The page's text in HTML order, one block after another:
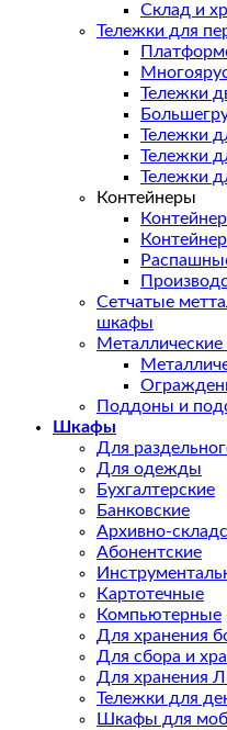
Склад и
Тележки для
Тележки
Тележки
Тележки
Тележки
Контейнеры
Сетчатые
шкафы
Поддоны и
Шкафы
Для
Для одежды
Бухгалтерские
Банковские
Архивно-
Абонентские
Картотечные
Компьютерные
Для хранения
Для сбора и
Для хранения
Тележки для
Шкафы для